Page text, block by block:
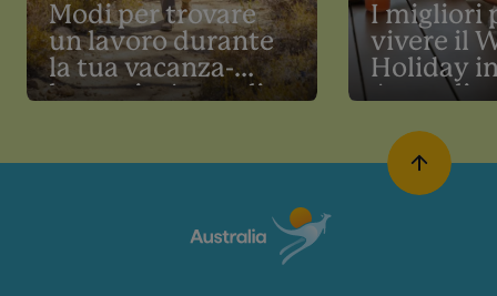
Modi per trovare
un lavoro durante
la tua vacanza-
lavoro in Australia
I migliori
vivere il
Holiday
Australia